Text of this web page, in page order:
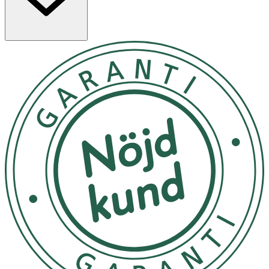
gynnsamma effekten uppnås vid ett dagligt intag av 250
intag 310 mg EPA.
Kosttillskott ersätter inte en varierad kost utan bör
kombineras med en mångsidig och varierad kost samt en
hälsosam livsstil.
Användning & Dosering
- Rekommenderad dos för vuxna: 1-2 kapslar
dagligen.
- Tas i samband med måltid.
INNEHÅLLSDEKLARATION 1 Kapsel 2 Kapslar
Fiskolja 1000 mg 2000 mg
– vilket ger